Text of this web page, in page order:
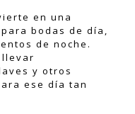
en una
bodas de día,
de noche.
llevar
y otros
ese día tan